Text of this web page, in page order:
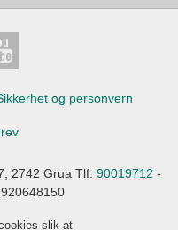
og personvern
2742 Grua Tlf. 90019712 -
slik at